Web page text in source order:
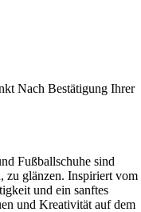
Nach Bestätigung Ihrer
Fußballschuhe sind
zu glänzen. Inspiriert vom
und ein sanftes
und Kreativität auf dem